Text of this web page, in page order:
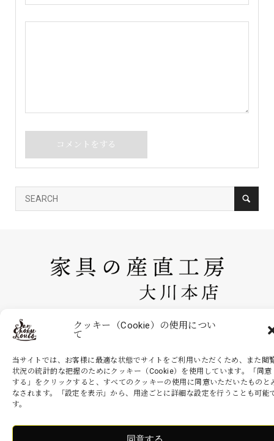
クッキー（Cookie）の使用につい
て
当サイトでは、お客様に最適な状態でサイトをご利用いただくため、また閲
状況の統計的な把握のためにクッキー（Cookie）を使用しています。「同意
する」をクリックすると、すべてのクッキーの使用に同意いただいたものと
なされます。「設定を表示」から、用途ごとに詳細な設定を行うことも可能
す。
同意する
家具の産直工房 大川本店は、株式会社産商が運営する公式のネットシ
ョッピングサイトです。家具・インテリアなどの商品を現地より無駄を
Copyright ©家具の産直工房 大川本店. All Rights Reserved.